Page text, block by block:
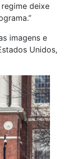
deixe
imagens e
Unidos,